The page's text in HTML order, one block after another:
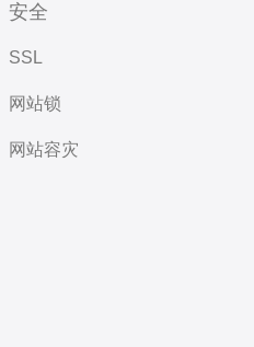
安全
SSL
网站锁
网站容灾